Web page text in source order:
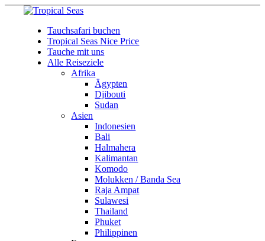
Tauchsafari buchen
Tropical Seas Nice Price
Tauche mit uns
Alle Reiseziele
Afrika
Ägypten
Djibouti
Sudan
Asien
Indonesien
Bali
Halmahera
Kalimantan
Komodo
Molukken / Banda Sea
Raja Ampat
Sulawesi
Thailand
Phuket
Philippinen